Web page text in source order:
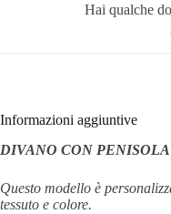
Hai qualche
Informazioni aggiuntive
DIVANO CON
Questo modello è
tessuto e colore.